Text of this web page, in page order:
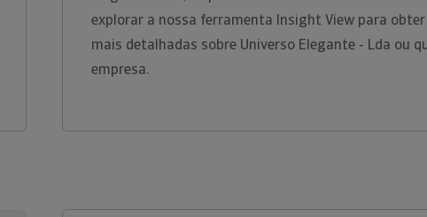
explorar a nossa ferramenta Insight View para
mais detalhadas sobre Universo Elegante - Lda ou
empresa.